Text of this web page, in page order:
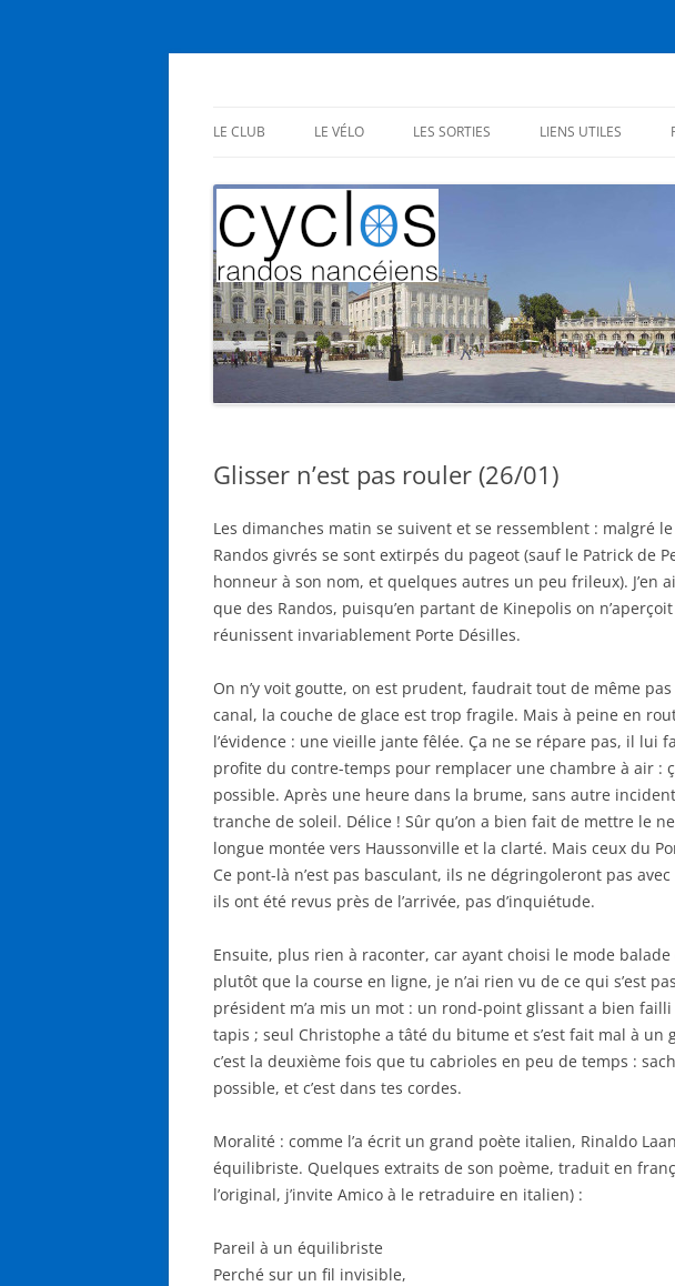
Aller
LE CLUB
STATUTS
INSCRIPTIONS
AG – RÉUNIONS
LE VÉLO
SES BIENFAITS
NOUS L’AIMONS
LES SORTIES LIENS UTILES
Glisser n’est pas rouler (26/01)
Les dimanches matin se suivent et se ressemblent : malgré
Randos givrés se sont extirpés du pageot (sauf le Patrick de
honneur à son nom, et quelques autres un peu frileux). J’en
que des Randos, puisqu’en partant de Kinepolis on
réunissent invariablement Porte Désilles.
On n’y voit goutte, on est prudent, faudrait tout de même
canal, la couche de glace est trop fragile. Mais à peine en
l’évidence : une vieille jante fêlée. Ça ne se répare pas, il lui
profite du contre-temps pour remplacer une chambre à air :
possible. Après une heure dans la brume, sans autre
tranche de soleil. Délice ! Sûr qu’on a bien fait de mettre le
longue montée vers Haussonville et la clarté. Mais ceux du
Ce pont-là n’est pas basculant, ils ne dégringoleront pas
ils ont été revus près de l’arrivée, pas d’inquiétude.
Ensuite, plus rien à raconter, car ayant choisi le mode balade
plutôt que la course en ligne, je n’ai rien vu de ce qui s’est
président m’a mis un mot : un rond-point glissant a bien
tapis ; seul Christophe a tâté du bitume et s’est fait mal à un
c’est la deuxième fois que tu cabrioles en peu de temps :
possible, et c’est dans tes cordes.
Moralité : comme l’a écrit un grand poète italien, Rinaldo
équilibriste. Quelques extraits de son poème, traduit en
l’original, j’invite Amico à le retraduire en italien) :
Pareil à un équilibriste
Perché sur un fil invisible,